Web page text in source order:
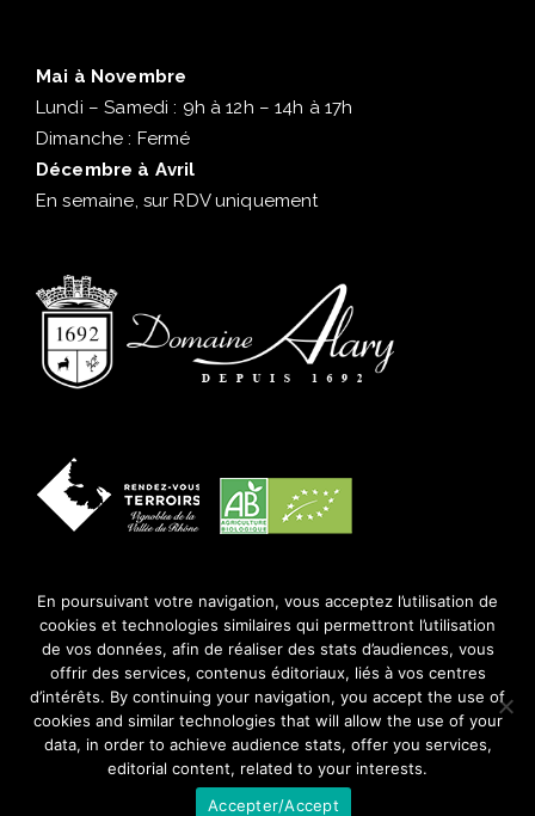
Mai à Novembre
Lundi – Samedi : 9h à 12h – 14h à 17h
Dimanche : Fermé
Décembre à Avril
En semaine, sur RDV uniquement
@2020 – CréationAgence de communication Arome
L’abus d’alcool est dangereux pour la santé, à
consommer avec modération
–RGPD
En poursuivant votre navigation, vous acceptez l’utilisation de
cookies et technologies similaires qui permettront l’utilisation
de vos données, afin de réaliser des stats d’audiences, vous
offrir des services, contenus éditoriaux, liés à vos centres
d’intérêts. By continuing your navigation, you accept the use of
cookies and similar technologies that will allow the use of your
data, in order to achieve audience stats, offer you services,
editorial content, related to your interests.
Accepter/Accept